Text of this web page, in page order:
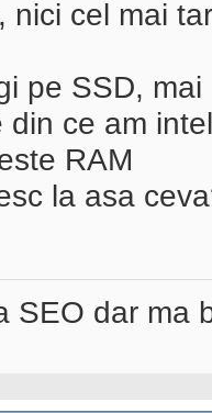
nici cel mai
pe SSD,
din ce am
RAM
la asa
SEO dar ma